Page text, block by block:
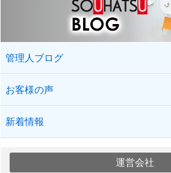
管理人ブログ
お客様の声
新着情報
運営会社